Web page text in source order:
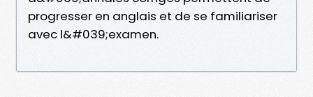
progresser en anglais et de se familiariser
avec l&#039;examen.